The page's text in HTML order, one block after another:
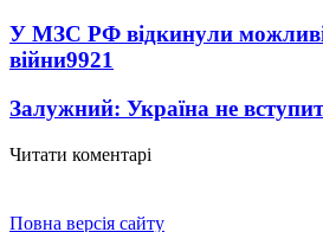
У МЗС РФ відкинули
війни9921
Залужний: Україна не
Читати коментарі
Повна версія сайту